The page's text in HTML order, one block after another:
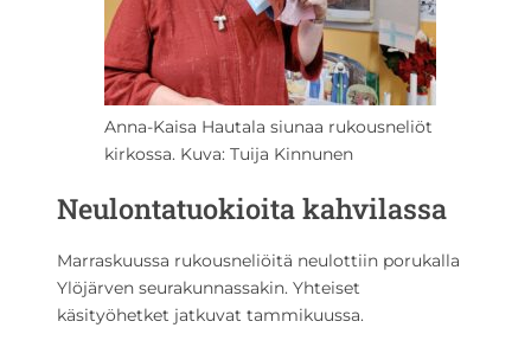
Anna-Kaisa Hautala siunaa rukousneliöt
kirkossa. Kuva: Tuija Kinnunen
Neulontatuokioita kahvilassa
Marraskuussa rukousneliöitä neulottiin porukalla
Ylöjärven seurakunnassakin. Yhteiset
käsityöhetket jatkuvat tammikuussa.